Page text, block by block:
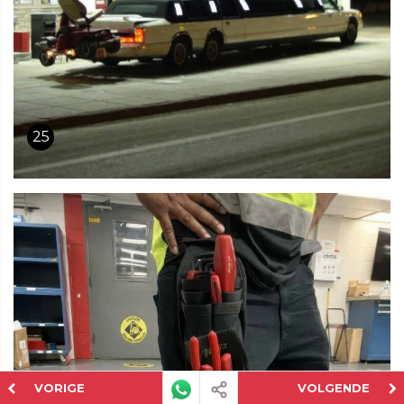
25
VORIGE VOLGENDE